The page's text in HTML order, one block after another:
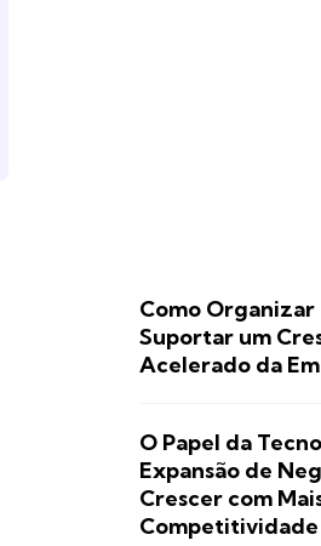
Como
Suportar um
Acelerado da
O Papel da
Expansão de
Crescer com
Competitividade